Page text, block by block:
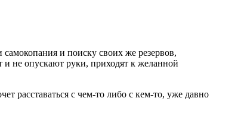
и поиску своих же резервов,
и не опускают руки, приходят к желанной
расставаться с чем-то либо с кем-то, уже давно